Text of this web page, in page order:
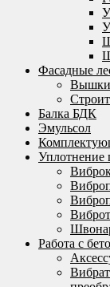
Фасадные
Балка БДК
Эмульсол
Уплотнение
Работа с